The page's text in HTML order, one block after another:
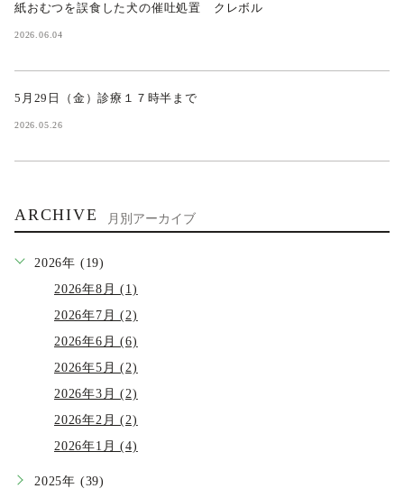
紙おむつを誤食した犬の催吐処置 クレボル
2026.06.04
5月29日（金）診療１７時半まで
2026.05.26
ARCHIVE 月別アーカイブ
2026年 (19)
2026年8月 (1)
2026年7月 (2)
2026年6月 (6)
2026年5月 (2)
2026年3月 (2)
2026年2月 (2)
2026年1月 (4)
2025年 (39)